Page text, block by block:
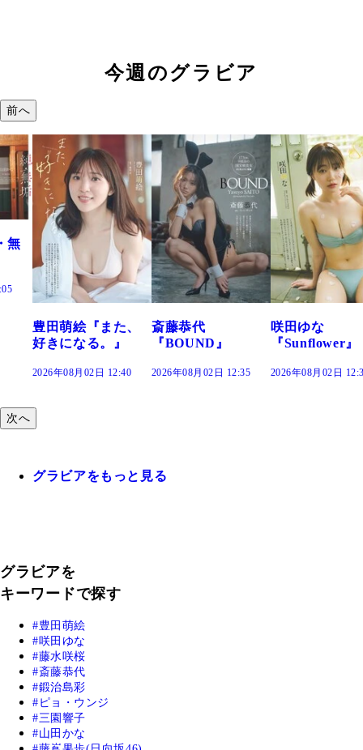
今週のグラビア
前へ
斎藤恭代
『BOUND』
2026年08月02日 12:35
咲田ゆな
『Sunflower』
2026年08月02日 12:30
藤水咲桜『花
だまり』
2026年08月02日
次へ
グラビアをもっと見る
グラビアを
キーワードで探す
豊田萌絵
咲田ゆな
藤水咲桜
斎藤恭代
鍛治島彩
ピョ・ウンジ
三園響子
山田かな